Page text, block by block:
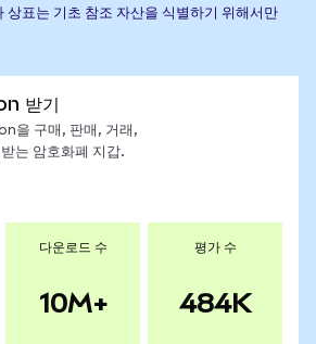
상표는 기초 참조 자산을 식별하기 위해서만
받기
을 구매, 판매, 거래,
는 암호화폐 지갑.
다운로드 수
10M+
평가 수
484K